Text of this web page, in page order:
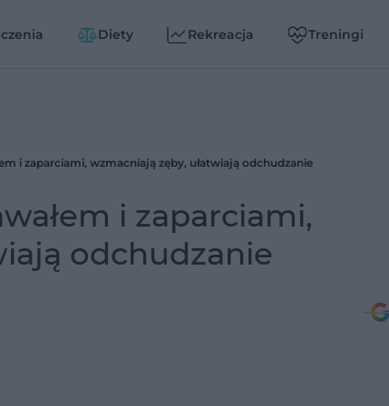
Diety Rekreacja Treningi
i zaparciami, wzmacniają zęby, ułatwiają odchudzanie
i zaparciami,
odchudzanie